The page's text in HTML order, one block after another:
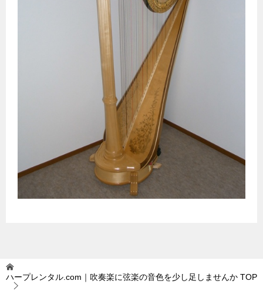
ハープレンタル.com｜吹奏楽に弦楽の音色を少し足しませんか TOP